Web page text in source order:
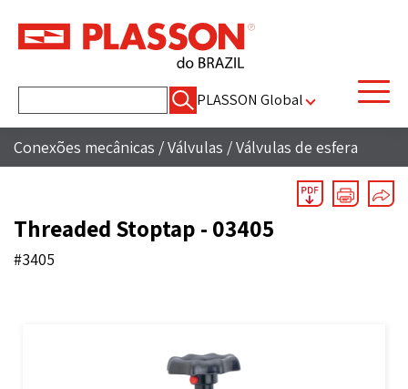
por:
PLASSON Global
Conexões mecânicas /Válvulas /Válvulas de esfera
Threaded Stoptap - 03405
#3405